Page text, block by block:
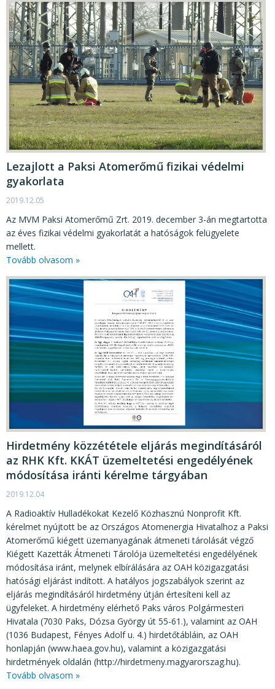
Lezajlott a Paksi Atomerőmű fizikai védelmi
gyakorlata
2019.12.05
Az MVM Paksi Atomerőmű Zrt. 2019. december 3-án megtartotta
az éves fizikai védelmi gyakorlatát a hatóságok felügyelete
mellett.
Tovább olvasom »
Hirdetmény közzététele eljárás megindításáról
az RHK Kft. KKÁT üzemeltetési engedélyének
módosítása iránti kérelme tárgyában
2019.12.04
A Radioaktív Hulladékokat Kezelő Közhasznú Nonprofit Kft.
kérelmet nyújtott be az Országos Atomenergia Hivatalhoz a Paksi
Atomerőmű kiégett üzemanyagának átmeneti tárolását végző
Kiégett Kazetták Átmeneti Tárolója üzemeltetési engedélyének
módosítása iránt, melynek elbírálására az OAH közigazgatási
hatósági eljárást indított. A hatályos jogszabályok szerint az
eljárás megindításáról hirdetmény útján értesíteni kell az
ügyfeleket. A hirdetmény elérhető Paks város Polgármesteri
Hivatala (7030 Paks, Dózsa György út 55-61.), valamint az OAH
(1036 Budapest, Fényes Adolf u. 4.) hirdetőtábláin, az OAH
honlapján (www.haea.gov.hu), valamint a közigazgatási
hirdetmények oldalán (http://hirdetmeny.magyarorszag.hu).
Tovább olvasom »